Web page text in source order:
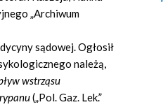
„Archiwum
sądowej. Ogłosił
należą,
wstrząsu
(„Pol. Gaz. Lek.”